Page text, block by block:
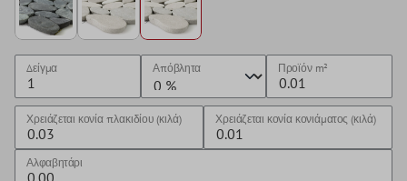
Δείγμα Απόβλητα Προϊόνm²
Χρειάζεται κονία πλακιδίου (κιλά) Χρειάζεται κονία κονιάματος (κιλά)
Αλφαβητάρι